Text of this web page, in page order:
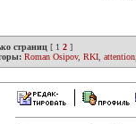
страниц [ 1 2 ]
Roman Osipov, RKI attention